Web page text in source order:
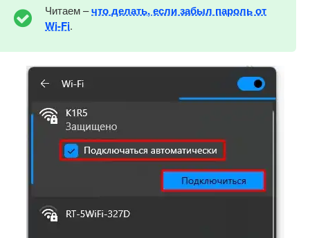
Читаем –что делать, если забыл пароль от
Wi-Fi.